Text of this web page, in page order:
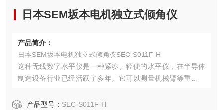
日本SEM坂本电机独立式倾角仪
产品简介：
日本SEM坂本电机独立式倾角仪SEC-S011F-H
这种无线数字水平仪是一种紧凑、轻便的水平仪，在半导体
制造设备行业已经活跃了多年。它可以测量机械臂等重量和
产品型号： SEC-S011F-H